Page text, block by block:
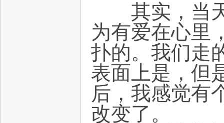
其实，当天
为有爱在心里
扑的。我们走
表面上是，但
后，我感觉有
改变了。